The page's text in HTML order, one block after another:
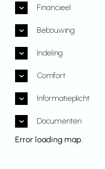
Financieel
Bebouwing
Indeling
Comfort
Informatieplicht
Documenten
Error loading map.